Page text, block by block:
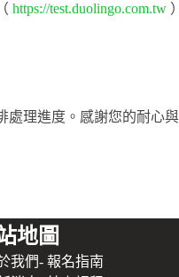
https://test.duolingo.com.tw
理進度。感謝您的耐心與
地圖
我們- 報名指南